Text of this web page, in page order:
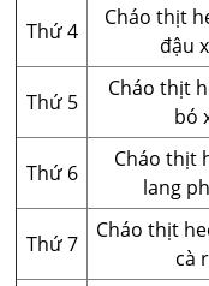
Thứ 4
Cháo thịt
đậu
Thứ 5
Cháo thịt
bó
Thứ 6
Cháo thịt
lang
Thứ 7
Cháo thịt
cà